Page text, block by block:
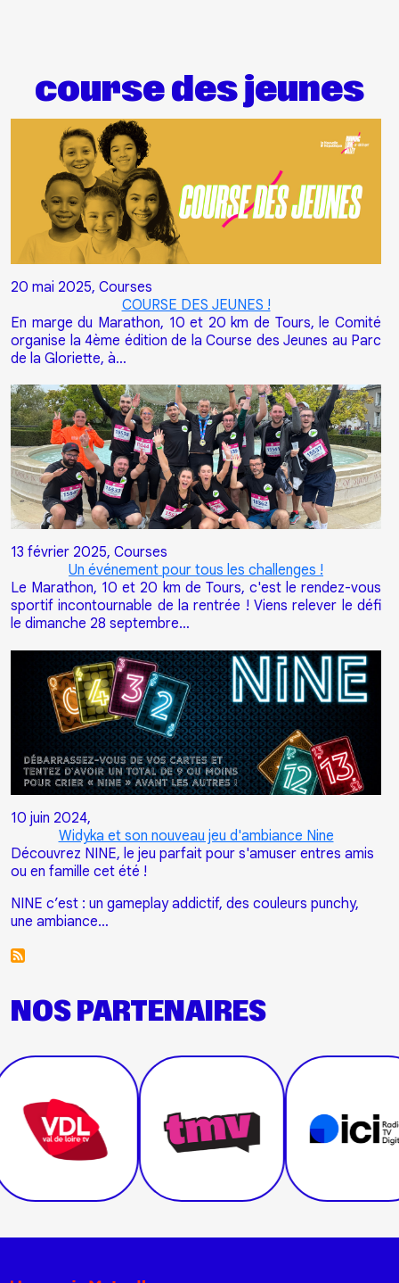
course des jeunes
20 mai 2025, Courses
COURSE DES JEUNES !
En marge du Marathon, 10 et 20 km de Tours, le Comité
organise la 4ème édition de la Course des Jeunes au Parc
de la Gloriette, à…
13 février 2025, Courses
Un événement pour tous les challenges !
Le Marathon, 10 et 20 km de Tours, c'est le rendez-vous
sportif incontournable de la rentrée ! Viens relever le défi
le dimanche 28 septembre…
10 juin 2024,
Widyka et son nouveau jeu d'ambiance Nine
Découvrez NINE, le jeu parfait pour s'amuser entres amis
ou en famille cet été !
NINE c’est : un gameplay addictif, des couleurs punchy,
une ambiance…
NOS PARTENAIRES